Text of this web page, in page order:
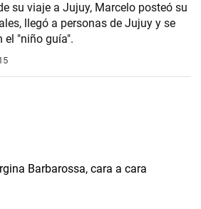
su viaje a Jujuy, Marcelo posteó su
llegó a personas de Jujuy y se
el "niño guía".